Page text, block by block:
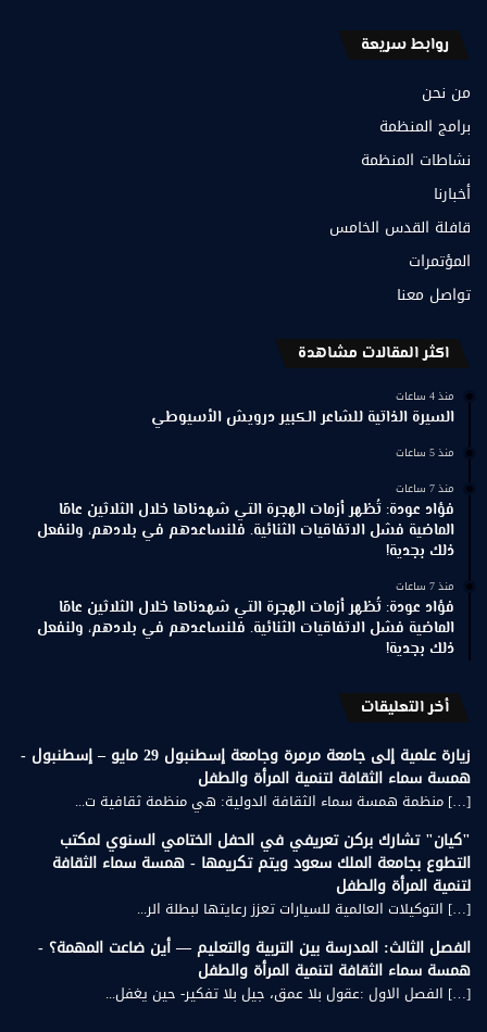
روابط سريعة
من نحن
برامج المنظمة
نشاطات المنظمة
أخبارنا
قافلة القدس الخامس
المؤتمرات
تواصل معنا
اكثر المقالات مشاهدة
منذ 4 ساعات
السيرة الذاتية للشاعر الكبير درويش الأسيوطي
منذ 5 ساعات
منذ 7 ساعات
فؤاد عودة: تُظهر أزمات الهجرة التي شهدناها خلال الثلاثين عامًا
الماضية فشل الاتفاقيات الثنائية. فلنساعدهم في بلادهم، ولنفعل
ذلك بجدية!
منذ 7 ساعات
فؤاد عودة: تُظهر أزمات الهجرة التي شهدناها خلال الثلاثين عامًا
الماضية فشل الاتفاقيات الثنائية. فلنساعدهم في بلادهم، ولنفعل
ذلك بجدية!
أخر التعليقات
زيارة علمية إلى جامعة مرمرة وجامعة إسطنبول 29 مايو – إسطنبول -
همسة سماء الثقافة لتنمية المرأة والطفل
[…] منظمة همسة سماء الثقافة الدولية: هي منظمة ثقافية ت...
"كيان" تشارك بركن تعريفي في الحفل الختامي السنوي لمكتب
التطوع بجامعة الملك سعود ويتم تكريمها - همسة سماء الثقافة
لتنمية المرأة والطفل
[…] التوكيلات العالمية للسيارات تعزز رعايتها لبطلة الر...
الفصل الثالث: المدرسة بين التربية والتعليم — أين ضاعت المهمة؟ -
همسة سماء الثقافة لتنمية المرأة والطفل
[…] الفصل الاول :عقول بلا عمق، جيل بلا تفكير- حين يغفل...